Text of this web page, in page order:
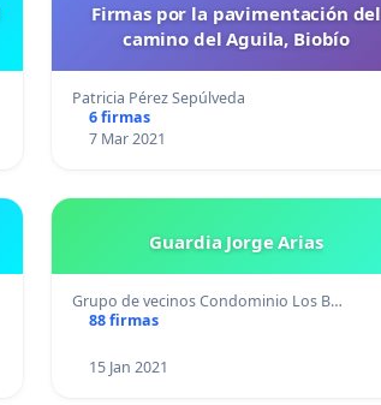
Firmas por la pavimentación del
camino del Aguila, Biobío
Patricia Pérez Sepúlveda
6 firmas
7 Mar 2021
Guardia Jorge Arias
Grupo de vecinos Condominio Los B…
88 firmas
15 Jan 2021